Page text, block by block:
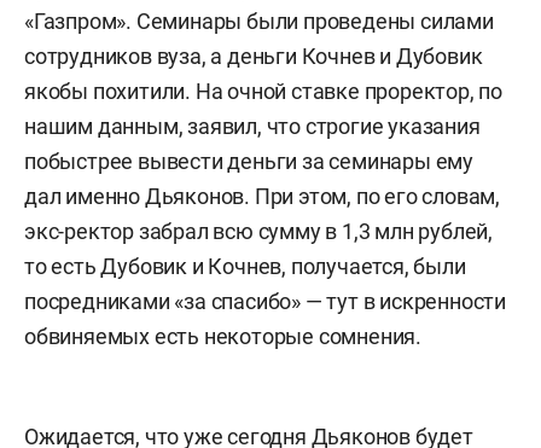
«Газпром». Семинары были проведены силами
сотрудников вуза, а деньги Кочнев и Дубовик
якобы похитили. На очной ставке проректор, по
нашим данным, заявил, что строгие указания
побыстрее вывести деньги за семинары ему
дал именно Дьяконов. При этом, по его словам,
экс-ректор забрал всю сумму в 1,3 млн рублей,
то есть Дубовик и Кочнев, получается, были
посредниками «за спасибо» — тут в искренности
обвиняемых есть некоторые сомнения.
Ожидается, что уже сегодня Дьяконов будет